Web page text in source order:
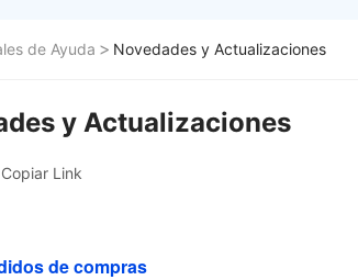
de Ayuda Novedades y Actualizaciones
y Actualizaciones
Copiar Link
de compras